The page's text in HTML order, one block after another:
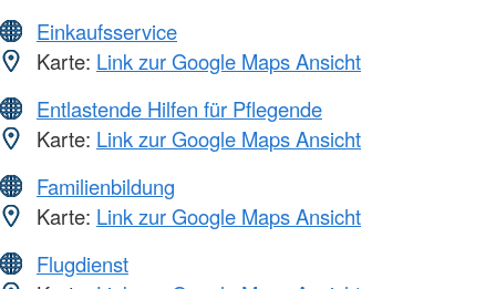
Einkaufsservice
Karte: Link zur Google Maps Ansicht
Entlastende Hilfen für Pflegende
Karte: Link zur Google Maps Ansicht
Familienbildung
Karte: Link zur Google Maps Ansicht
Flugdienst